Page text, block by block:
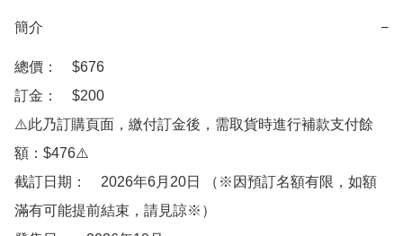
簡介 −
總價：　$676
訂金：　$200
⚠️此乃訂購頁面，繳付訂金後，需取貨時進行補款支付餘
額：$476⚠️
截訂日期：　2026年6月20日 （※因預訂名額有限，如額
滿有可能提前結束，請見諒※）